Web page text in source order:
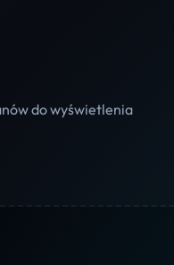
do wyświetlenia